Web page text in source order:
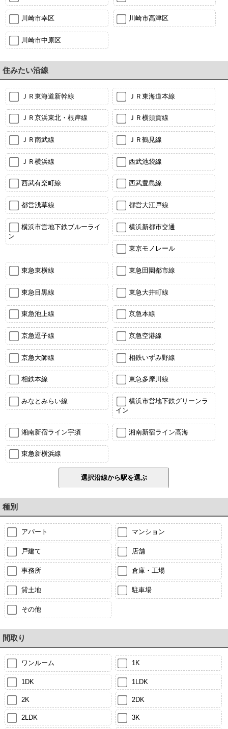
川崎市幸区 川崎市高津区
川崎市中原区
住みたい沿線
ＪＲ東海道新幹線 ＪＲ東海道本線
ＪＲ京浜東北・根岸線 ＪＲ横須賀線
ＪＲ南武線 ＪＲ鶴見線
ＪＲ横浜線 西武池袋線
西武有楽町線 西武豊島線
都営浅草線 都営大江戸線
横浜市営地下鉄ブルーライ
ン
横浜新都市交通
東京モノレール
東急東横線 東急田園都市線
東急目黒線 東急大井町線
東急池上線 京急本線
京急逗子線 京急空港線
京急大師線 相鉄いずみ野線
相鉄本線 東急多摩川線
みなとみらい線
横浜市営地下鉄グリーンラ
イン
湘南新宿ライン宇須 湘南新宿ライン高海
東急新横浜線
種別
アパート マンション
戸建て 店舗
事務所 倉庫・工場
貸土地 駐車場
その他
間取り
ワンルーム 1K
1DK 1LDK
2K 2DK
2LDK 3K